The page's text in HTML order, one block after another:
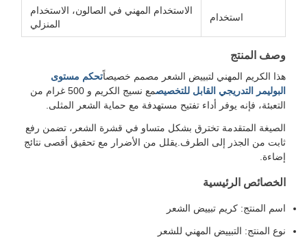
استخدام
الاستخدام المهني في الصالون، الاستخدام
المنزلي
وصف المنتج
هذا الكريم المهني لتبييض الشعر مصمم خصيصاًتحكم مستوى
البوليمر التدريجي القابل للتخصيص
مع نسيج الكريم و 500 غرام من
التعبئة، فإنه يوفر أداء تفتيح مستهدفة مع حماية الشعر المثلى.
الصيغة المتقدمة تخترق بشكل متساو في قشرة الشعر، تضمن رفع
ثابت من الجذر إلى الطرف.يقلل من الأضرار مع تحقيق أقصى نتائج
إضاءة.
الخصائص الرئيسية
اسم المنتج: كريم تبييض الشعر
نوع المنتج: التبييض المهني للشعر